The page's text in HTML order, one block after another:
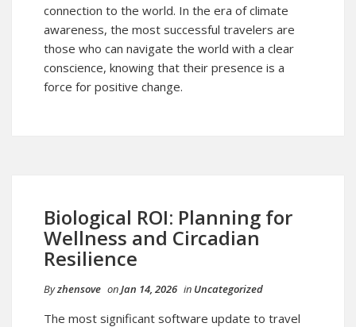
connection to the world. In the era of climate
awareness, the most successful travelers are
those who can navigate the world with a clear
conscience, knowing that their presence is a
force for positive change.
Biological ROI: Planning for
Wellness and Circadian
Resilience
Byzhensove onJan 14, 2026 in Uncategorized
The most significant software update to travel